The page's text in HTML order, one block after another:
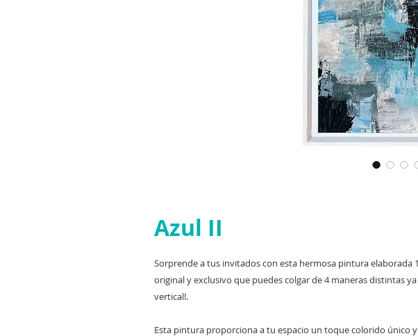
Azul II
Sorprende a tus invitados con esta hermosa pintura elaborada
original y exclusivo que puedes colgar de 4 maneras distintas
vertical!.
Esta pintura proporciona a tu espacio un toque colorido único